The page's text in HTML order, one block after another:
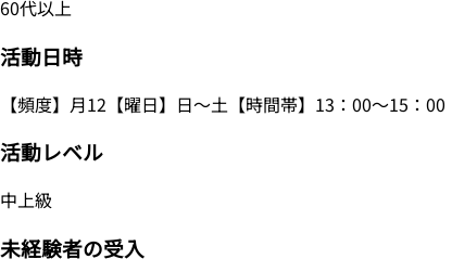
60代以上
活動日時
【頻度】月12【曜日】日～土【時間帯】13：00～15：00
活動レベル
中上級
未経験者の受入